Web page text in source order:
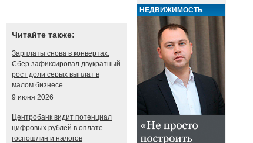
Читайте также:
Зарплаты снова в конвертах:
Сбер зафиксировал двукратный
рост доли серых выплат в
малом бизнесе
9 июня 2026
Центробанк видит потенциал
цифровых рублей в оплате
госпошлин и налогов
НЕДВИЖИМОСТЬ